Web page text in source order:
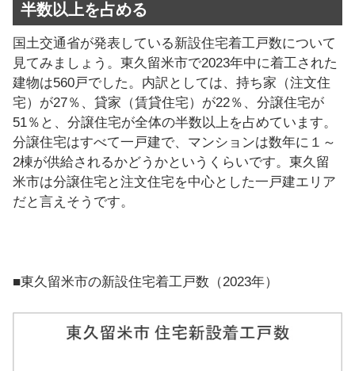
半数以上を占める
国土交通省が発表している新設住宅着工戸数について
見てみましょう。東久留米市で2023年中に着工された
建物は560戸でした。内訳としては、持ち家（注文住
宅）が27％、貸家（賃貸住宅）が22％、分譲住宅が
51％と、分譲住宅が全体の半数以上を占めています。
分譲住宅はすべて一戸建で、マンションは数年に１～
2棟が供給されるかどうかというくらいです。東久留
米市は分譲住宅と注文住宅を中心とした一戸建エリア
だと言えそうです。
■東久留米市の新設住宅着工戸数（2023年）